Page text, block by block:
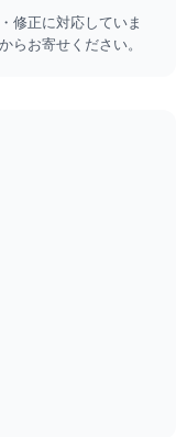
修正に対応していま
からお寄せください。